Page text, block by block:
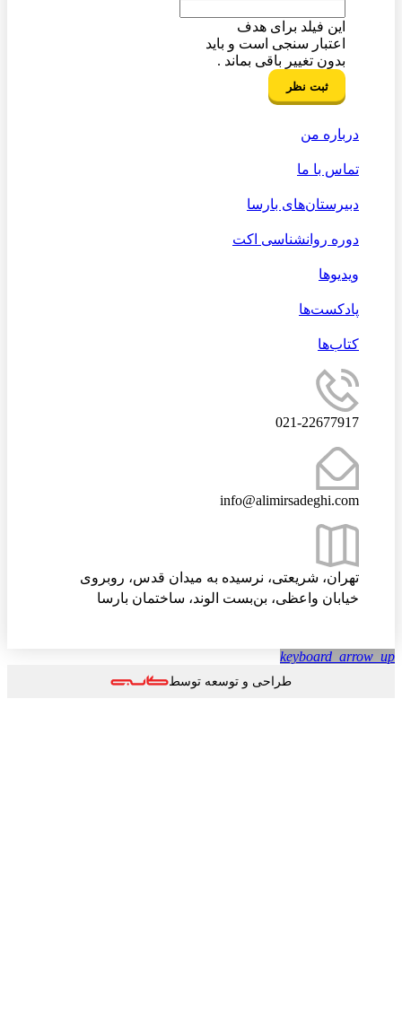
این فیلد برای هدف
اعتبار سنجی است و باید
بدون تغییر باقی بماند .
درباره من
تماس با ما
دبیرستان‌های بارسا
دوره روانشناسی اکت
ویدیوها
پادکست‌ها
کتاب‌ها
021-22677917
info@alimirsadeghi.com
تهران، شریعتی، نرسیده به میدان قدس، روبروی
خیابان واعظی، بن‌بست الوند، ساختمان بارسا
طراحی و توسعه توسط